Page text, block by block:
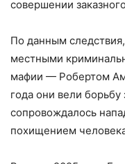
совершении
По данным
местными
мафии — Робертом
года они вели
сопровождалось
похищением